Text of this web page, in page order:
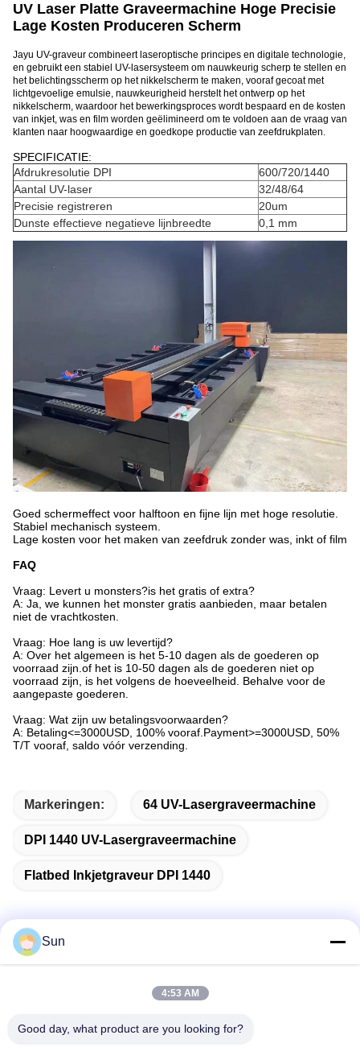
UV Laser Platte Graveermachine Hoge Precisie
Lage Kosten Produceren Scherm
Jayu UV-graveur combineert laseroptische principes en digitale technologie,
en gebruikt een stabiel UV-lasersysteem om nauwkeurig scherp te stellen en
het belichtingsscherm op het nikkelscherm te maken, vooraf gecoat met
lichtgevoelige emulsie, nauwkeurigheid herstelt het ontwerp op het
nikkelscherm, waardoor het bewerkingsproces wordt bespaard en de kosten
van inkjet, was en film worden geëlimineerd om te voldoen aan de vraag van
klanten naar hoogwaardige en goedkope productie van zeefdrukplaten.
SPECIFICATIE:
Afdrukresolutie DPI
600/720/1440
Aantal UV-laser
32/48/64
Precisie registreren
20um
Dunste effectieve negatieve lijnbreedte
0,1 mm
Goed schermeffect voor halftoon en fijne lijn met hoge resolutie.
Stabiel mechanisch systeem.
Lage kosten voor het maken van zeefdruk zonder was, inkt of film
FAQ
Vraag: Levert u monsters?is het gratis of extra?
A: Ja, we kunnen het monster gratis aanbieden, maar betalen
niet de vrachtkosten.
Vraag: Hoe lang is uw levertijd?
A: Over het algemeen is het 5-10 dagen als de goederen op
voorraad zijn.of het is 10-50 dagen als de goederen niet op
voorraad zijn, is het volgens de hoeveelheid. Behalve voor de
aangepaste goederen.
Vraag: Wat zijn uw betalingsvoorwaarden?
A: Betaling<=3000USD, 100% vooraf.Payment>=3000USD, 50%
T/T vooraf, saldo vóór verzending.
Markeringen: 64 UV-Lasergraveermachine
DPI 1440 UV-Lasergraveermachine
Flatbed Inkjetgraveur DPI 1440
NO.55 XINSHENG WEG, WUJIN-DISTRICT, CHANGZHOU-
Sun
4:53 AM
Good day, what product are you looking for?